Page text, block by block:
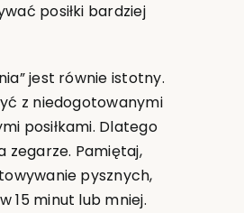
posiłki bardziej
jest równie istotny.
z niedogotowanymi
posiłkami. Dlatego
zegarze. Pamiętaj,
pysznych,
15 minut lub mniej.